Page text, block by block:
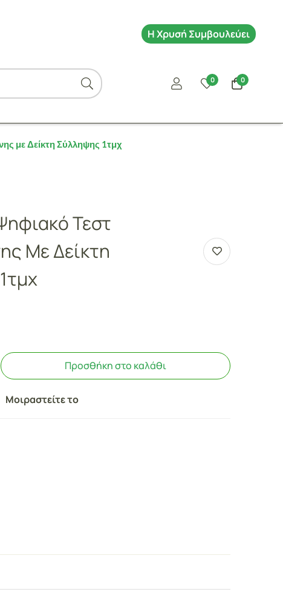
0 0
Η Χρυσή Συμβουλεύει
με Δείκτη Σύλληψης 1τμχ
Τεστ
Με Δείκτη
Προσθήκη στο καλάθι
Μοιραστείτε το